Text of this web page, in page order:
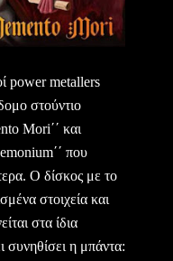
power metallers
στούντιο
Μori΄΄ και
που
Ο δίσκος με το
στοιχεία και
στα ίδια
συνηθίσει η μπάντα: